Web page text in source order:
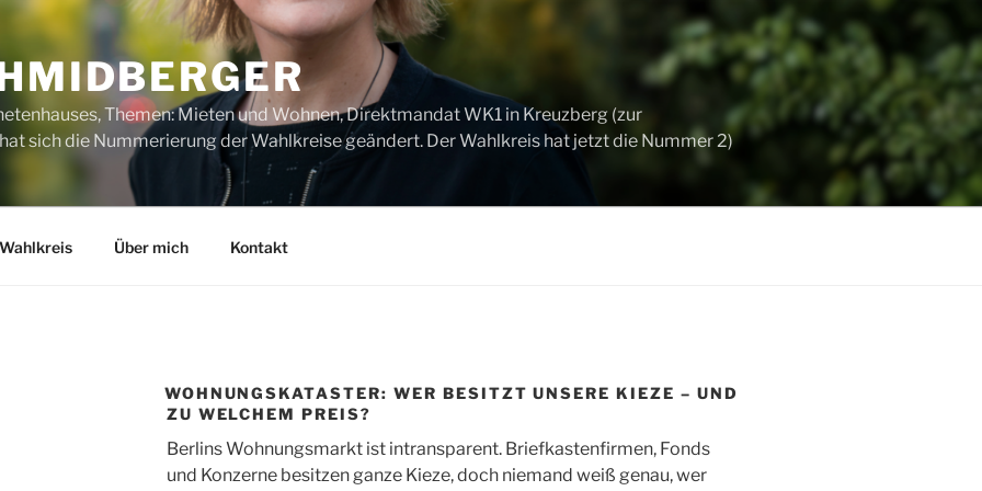
Themen: Mieten und Wohnen, Direktmandat WK1 in Kreuzberg (zur
sich die Nummerierung der Wahlkreise geändert. Der Wahlkreis hat jetzt die Nummer 2)
Wahlkreis Über mich Kontakt
WOHNUNGSKATASTER: WER BESITZT UNSERE KIEZE – UND
ZU WELCHEM PREIS?
Berlins Wohnungsmarkt ist intransparent. Briefkastenfirmen, Fonds
und Konzerne besitzen ganze Kieze, doch niemand weiß genau, wer